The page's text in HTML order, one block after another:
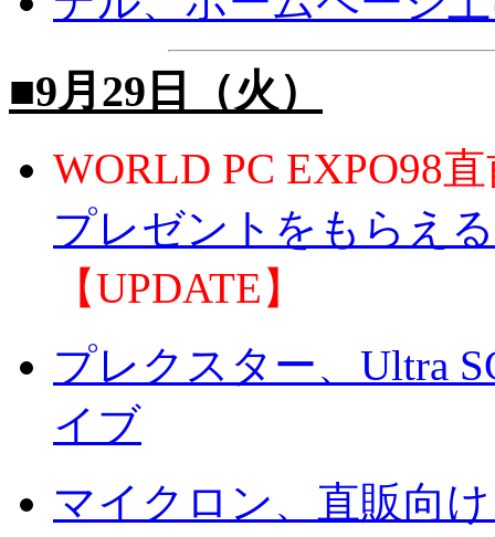
■9月29日（火）
WORLD PC EXPO98
プレゼントをもらえ
【UPDATE】
プレクスター、Ultra
イブ
マイクロン、直販向